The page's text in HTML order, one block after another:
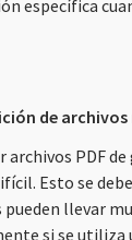
específica
de
PDF
Esto se
pueden llevar
si se utiliza